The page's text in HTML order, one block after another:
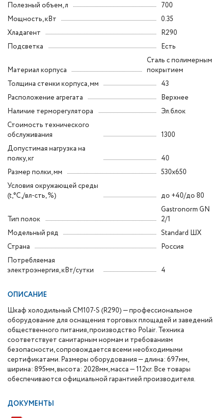
Полезный объем, л
700
Мощность, кВт
0.35
Хладагент
R290
Подсветка
Есть
Материал корпуса
Сталь с полимерным
покрытием
Толщина стенки корпуса, мм
43
Расположение агрегата
Верхнее
Наличие терморегулятора
Эл.блок
Стоимость технического
обслуживания
1300
Допустимая нагрузка на
полку, кг
40
Размер полки, мм
530x650
Условия окружающей среды
(t,°C,/вл-сть, %)
до +40/до 80
Тип полок
Gastronorm GN
2/1
Модельный ряд
Standard ШХ
Страна
Россия
Потребляемая
электроэнергия, кВт/сутки
4
ОПИСАНИЕ
Шкаф холодильный CM107-S (R290) — профессиональное
оборудование для оснащения торговых площадей и заведений
общественного питания, производство Polair. Техника
соответствует санитарным нормам и требованиям
безопасности, сопровождается всеми необходимыми
сертификатами. Размеры оборудования — длина: 697мм,
ширина: 895мм, высота: 2028мм, масса — 112кг. Все товары
обеспечиваются официальной гарантией производителя.
ДОКУМЕНТЫ